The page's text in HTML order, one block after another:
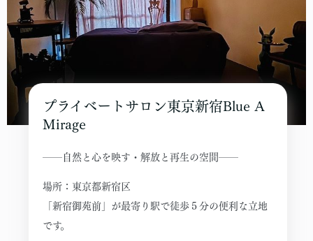
プライベートサロン東京新宿Blue A
Mirage
──自然と心を映す・解放と再生の空間──
場所：東京都新宿区
「新宿御苑前」が最寄り駅で徒歩５分の便利な立地
です。